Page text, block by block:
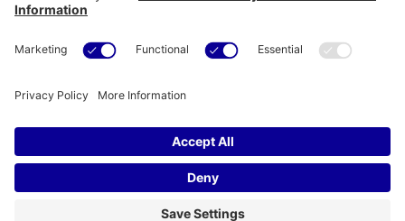
Copyright © eSkillz. All Rights Reserved.
Privacy Policy|Privacy Settings|Terms of Use